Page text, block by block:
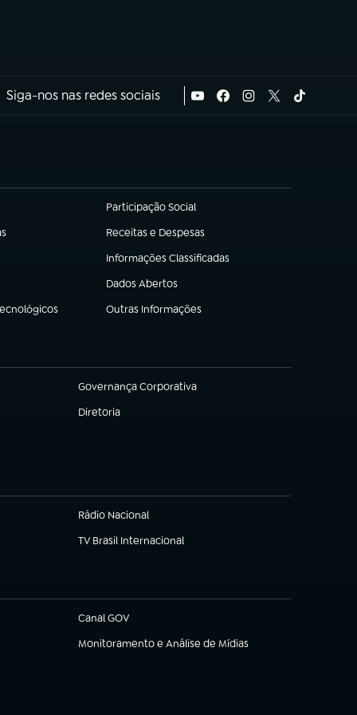
Siga-nos nas redes sociais
Participação Social
(abre em nova aba)
Receitas e Despesas
(abre em nova aba)
Informações Classificadas
(abre em nova aba)
Dados Abertos
(abre em nova aba)
Outras Informações
(abre em nova aba)
Governança Corporativa
(abre em nova aba)
Diretoria
(abre em nova aba)
Rádio Nacional
TV Brasil Internacional
(abre em nova aba)
Canal GOV
(abre em nova aba)
Monitoramento e Análise de Mídias
(abre em nova aba)